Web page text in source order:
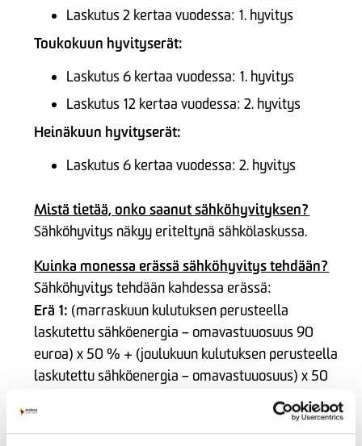
Laskutus 2 kertaa vuodessa: 1. hyvitys
Toukokuun hyvityserät:
Laskutus 6 kertaa vuodessa: 1. hyvitys
Laskutus 12 kertaa vuodessa: 2. hyvitys
Heinäkuun hyvityserät:
Laskutus 6 kertaa vuodessa: 2. hyvitys
Mistä tietää, onko saanut sähköhyvityksen?
Sähköhyvitys näkyy eriteltynä sähkölaskussa.
Kuinka monessa erässä sähköhyvitys tehdään?
Sähköhyvitys tehdään kahdessa erässä:
Erä 1: (marraskuun kulutuksen perusteella
laskutettu sähköenergia – omavastuuosuus 90
euroa) x 50 % + (joulukuun kulutuksen perusteella
laskutettu sähköenergia – omavastuuosuus) x 50
Erä 2:
2 x (tammikuun kulutuksen perusteella